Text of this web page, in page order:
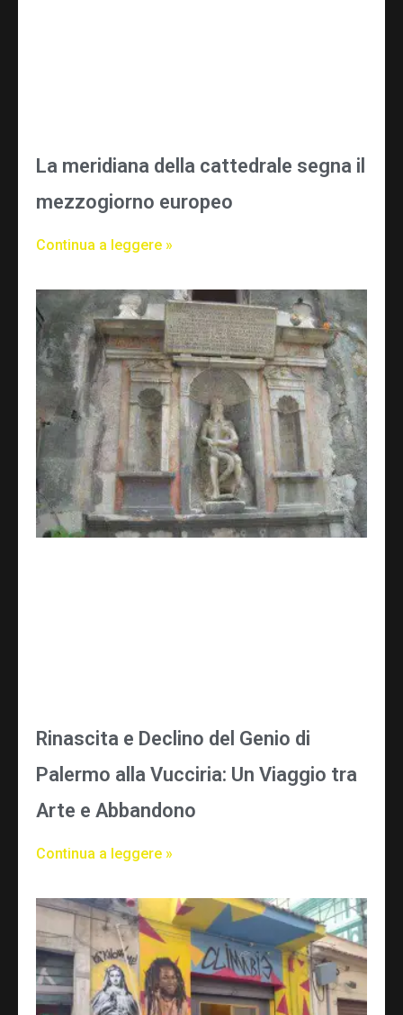
La meridiana della cattedrale segna il
mezzogiorno europeo
Continua a leggere »
Rinascita e Declino del Genio di
Palermo alla Vucciria: Un Viaggio tra
Arte e Abbandono
Continua a leggere »